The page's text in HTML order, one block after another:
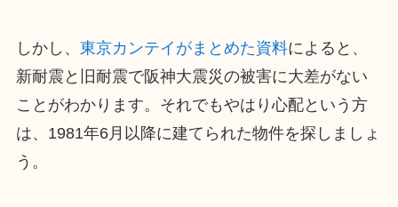
しかし、 東京カンテイがまとめた資料によると、
新耐震と旧耐震で阪神大震災の被害に大差がない
ことがわかります。それでもやはり心配という方
は、1981年6月以降に建てられた物件を探しましょ
う。